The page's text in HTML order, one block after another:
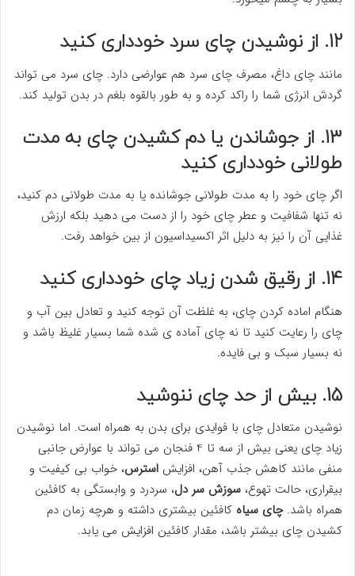
12. از نوشیدن چای سرد خودداری کنید
مانند چای داغ، مصرف چای سرد هم عوارضی دارد. چای سرد می تواند
گردش انرژی شما را راکد کرده و به طور بالقوه بلغم در بدن تولید کند.
13. از جوشاندن یا دم کشیدن چای به مدت
طولانی خودداری کنید
اگر چای خود را به مدت طولانی جوشانده یا به مدت طولانی دم کنید،
نه تنها شفافیت و عطر چای خود را از دست می دهید بلکه ارزش
غذایی آن را نیز به دلیل اثر اکسیداسیون از بین خواهد رفت.
14. از رقیق شدن زیاد چای خودداری کنید
هنگام اماده کردن چای، به غلظت آن توجه کنید و تعادل بین آب و
چای را رعایت کنید تا نه چای آماده ی شده شما بسیار غلیظ باشد و
نه بسیار سبک و بی فایده.
15. بیش از حد چای ننوشید
نوشیدن متعادل چای با فوایدی برای بدن به همراه است. اما نوشیدن
زیاد چای یعنی بیش از سه تا 4 فنجان می تواند با عوارض جانبی
منفی مانند کاهش جذب آهن، افزایش استرس، خواب بی کیفیت و
بیقراری، حالت تهوع، سوزش سر دل، سردرد و وابستگی به کافئین
همراه باشد.چای سیاه کافئین بیشتری داشته و هرچه زمان دم
کشیدن چای بیشتر باشد، مقدار کافئین افزایش می یابد.